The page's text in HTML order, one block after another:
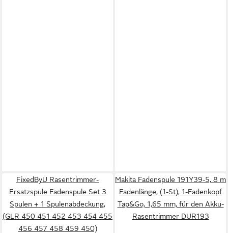
FixedByU Rasentrimmer-
Ersatzspule Fadenspule Set 3
Spulen + 1 Spulenabdeckung,
(GLR 450 451 452 453 454 455
456 457 458 459 450)
Makita Fadenspule 191Y39-5, 8 m
Fadenlänge, (1-St), 1-Fadenkopf
Tap&Go, 1,65 mm, für den Akku-
Rasentrimmer DUR193